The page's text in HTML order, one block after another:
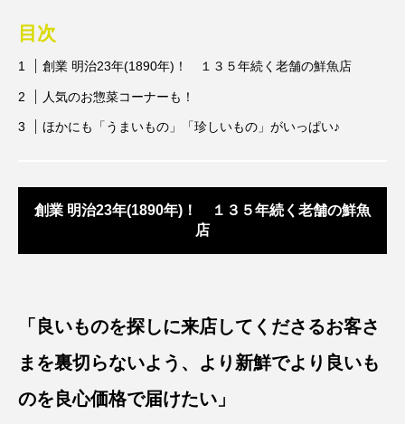
目次
創業 明治23年(1890年)！ １３５年続く老舗の鮮魚店
人気のお惣菜コーナーも！
ほかにも「うまいもの」「珍しいもの」がいっぱい♪
創業 明治23年(1890年)！ １３５年続く老舗の鮮魚
店
「良いものを探しに来店してくださるお客さ
まを裏切らないよう、より新鮮でより良いも
のを良心価格で届けたい」